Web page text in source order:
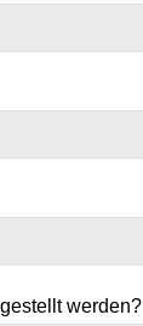
werden?